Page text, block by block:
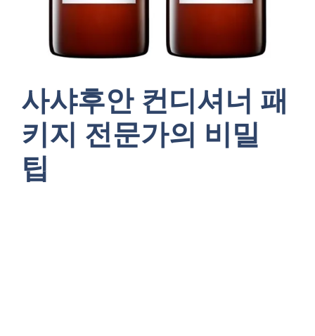
사샤후안 컨디셔너 패
키지 전문가의 비밀
팁